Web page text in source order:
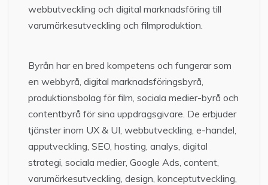
webbutveckling och digital marknadsföring till
varumärkesutveckling och filmproduktion.
Byrån har en bred kompetens och fungerar som
en webbyrå, digital marknadsföringsbyrå,
produktionsbolag för film, sociala medier-byrå och
contentbyrå för sina uppdragsgivare. De erbjuder
tjänster inom UX & UI, webbutveckling, e-handel,
apputveckling, SEO, hosting, analys, digital
strategi, sociala medier, Google Ads, content,
varumärkesutveckling, design, konceptutveckling,